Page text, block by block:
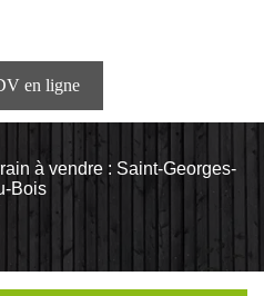
à vendre : Saint-Georges-
Bois